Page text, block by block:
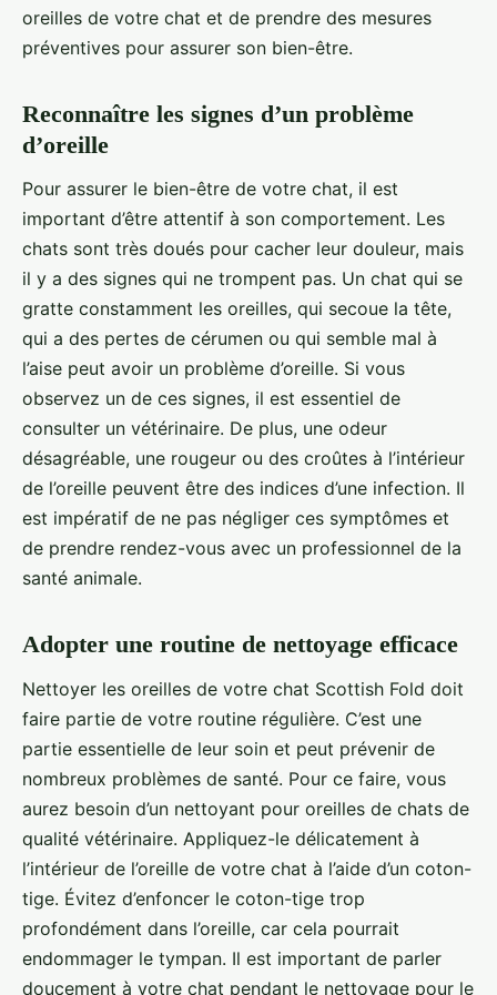
oreilles de votre chat et de prendre des mesures
préventives pour assurer son bien-être.
Reconnaître les signes d’un problème
d’oreille
Pour assurer le bien-être de votre chat, il est
important d’être attentif à son comportement. Les
chats sont très doués pour cacher leur douleur, mais
il y a des signes qui ne trompent pas. Un chat qui se
gratte constamment les oreilles, qui secoue la tête,
qui a des pertes de cérumen ou qui semble mal à
l’aise peut avoir un problème d’oreille. Si vous
observez un de ces signes, il est essentiel de
consulter un vétérinaire. De plus, une odeur
désagréable, une rougeur ou des croûtes à l’intérieur
de l’oreille peuvent être des indices d’une infection. Il
est impératif de ne pas négliger ces symptômes et
de prendre rendez-vous avec un professionnel de la
santé animale.
Adopter une routine de nettoyage efficace
Nettoyer les oreilles de votre chat Scottish Fold doit
faire partie de votre routine régulière. C’est une
partie essentielle de leur soin et peut prévenir de
nombreux problèmes de santé. Pour ce faire, vous
aurez besoin d’un nettoyant pour oreilles de chats de
qualité vétérinaire. Appliquez-le délicatement à
l’intérieur de l’oreille de votre chat à l’aide d’un coton-
tige. Évitez d’enfoncer le coton-tige trop
profondément dans l’oreille, car cela pourrait
endommager le tympan. Il est important de parler
doucement à votre chat pendant le nettoyage pour le